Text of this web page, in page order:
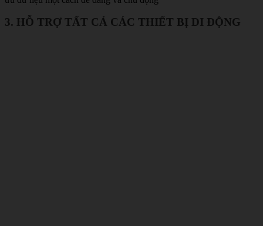
3. HỖ TRỢ TẤT CẢ CÁC THIẾT BỊ DI ĐỘNG